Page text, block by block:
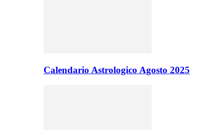
Calendario Astrologico Agosto 2025